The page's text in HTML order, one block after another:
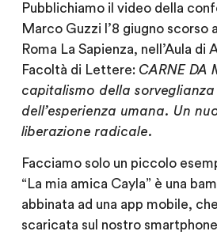
Pubblichiamo il video della
Marco Guzzi l’8 giugno scorso
Roma La Sapienza, nell’Aula di
Facoltà di Lettere: CARNE DA
capitalismo della sorveglianza
dell’esperienza umana. Un
liberazione radicale.
Facciamo solo un piccolo
“La mia amica Cayla” è una
abbinata ad una app mobile,
scaricata sul nostro